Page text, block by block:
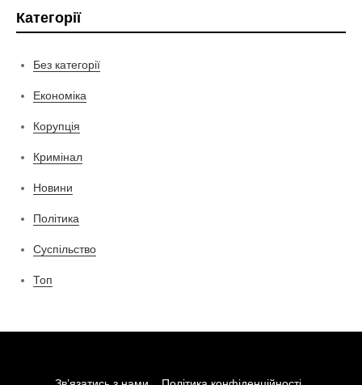
Категорії
Без категорії
Економіка
Корупція
Кримінал
Новини
Політика
Суспільство
Топ